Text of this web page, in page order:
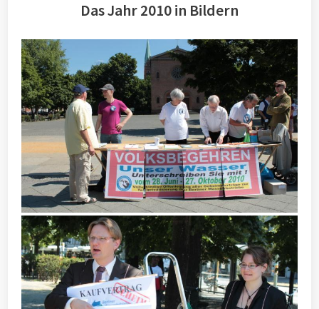
Das Jahr 2010 in Bildern